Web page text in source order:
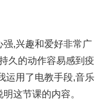
,兴趣和爱好非常广
久的动作容易感到疫
运用了电教手段,音乐
这节课的内容。